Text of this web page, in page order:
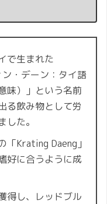
で生まれた
・デーン：タイ語
味）」という名前
る飲み物として労
た。
「Krating Daeng」
好に合うように成
得し、レッドブル